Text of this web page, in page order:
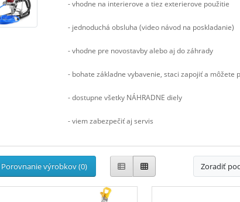
- vhodne na interierove a tiez exterierove použitie
- jednoduchá obsluha (video návod na poskladanie)
- vhodne pre novostavby alebo aj do záhrady
- bohate základne vybavenie, staci zapojiť a môžete
- dostupne všetky NÁHRADNE diely
- viem zabezpečiť aj servis
Porovnanie výrobkov (0) Zoradiť